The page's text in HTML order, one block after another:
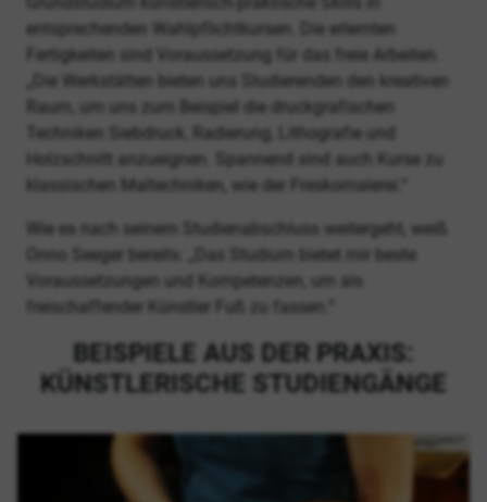
entsprechenden Wahlpflichtkursen. Die erlernten
Fertigkeiten sind Voraussetzung für das freie Arbeiten.
„Die Werkstätten bieten uns Studierenden den kreativen
Raum, um uns zum Beispiel die druckgrafischen
Techniken Siebdruck, Radierung, Lithografie und
Holzschnitt anzueignen. Spannend sind auch Kurse zu
klassischen Maltechniken, wie der Freskomalerei.“
Wie es nach seinem Studienabschluss weitergeht, weiß
Onno Seeger bereits: „Das Studium bietet mir beste
Voraussetzungen und Kompetenzen, um als
freischaffender Künstler Fuß zu fassen.“
BEISPIELE AUS DER PRAXIS:
KÜNSTLERISCHE STUDIENGÄNGE